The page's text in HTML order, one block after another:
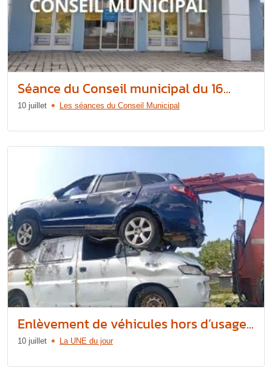
Séance du Conseil municipal du 16...
10 juillet Les séances du Conseil Municipal
Enlèvement de véhicules hors d’usage...
10 juillet La UNE du jour